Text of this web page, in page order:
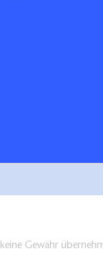
Gewähr